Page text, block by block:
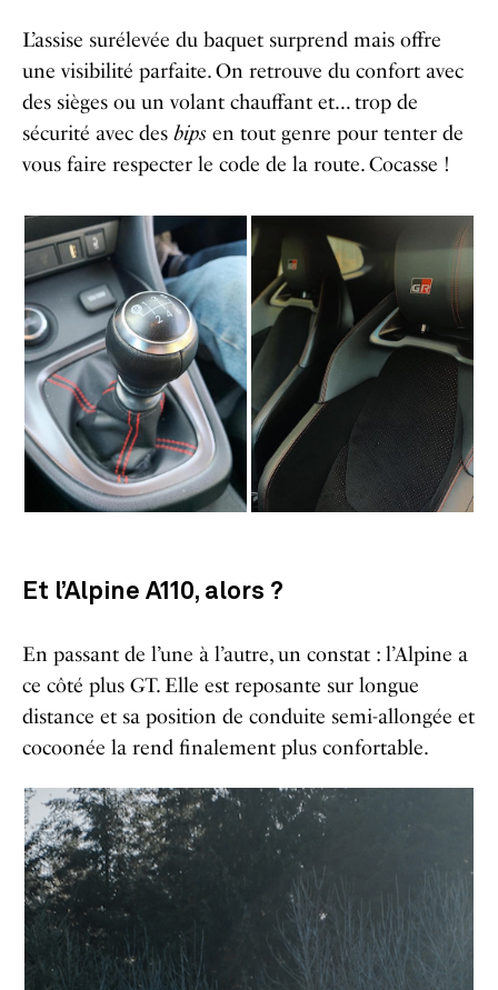
L’assise surélevée du baquet surprend mais offre
une visibilité parfaite. On retrouve du confort avec
des sièges ou un volant chauffant et… trop de
sécurité avec des bips en tout genre pour tenter de
vous faire respecter le code de la route. Cocasse !
Et l’Alpine A110, alors ?
En passant de l’une à l’autre, un constat : l’Alpine a
ce côté plus GT. Elle est reposante sur longue
distance et sa position de conduite semi-allongée et
cocoonée la rend finalement plus confortable.